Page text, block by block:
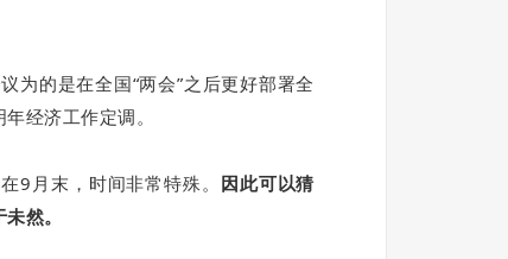
为的是在全国“两会”之后更好部署全
经济工作定调。
9月末，时间非常特殊。 因此可以猜
然。